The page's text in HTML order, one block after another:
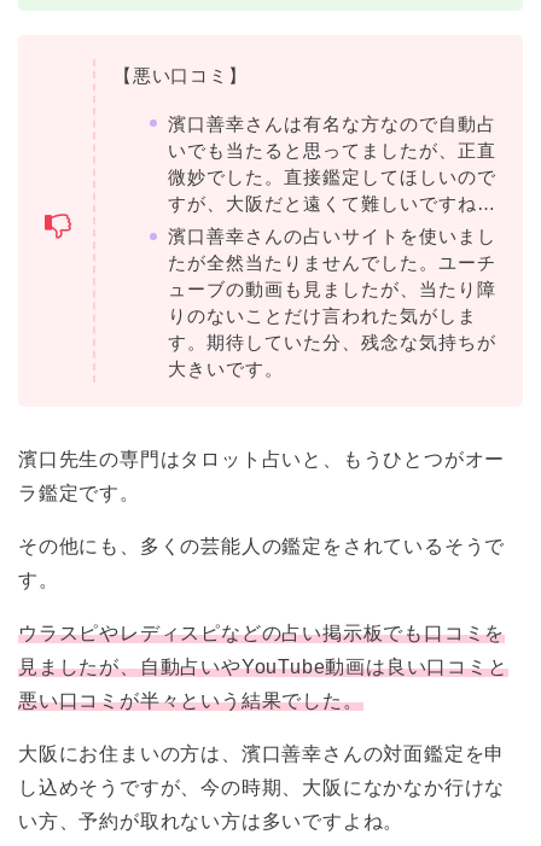
【悪い口コミ】
濱口善幸さんは有名な方なので自動占
いでも当たると思ってましたが、正直
微妙でした。直接鑑定してほしいので
すが、大阪だと遠くて難しいですね…
濱口善幸さんの占いサイトを使いまし
たが全然当たりませんでした。ユーチ
ューブの動画も見ましたが、当たり障
りのないことだけ言われた気がしま
す。期待していた分、残念な気持ちが
大きいです。
濱口先生の専門はタロット占いと、もうひとつがオー
ラ鑑定です。
その他にも、多くの芸能人の鑑定をされているそうで
す。
ウラスピやレディスピなどの占い掲示板でも口コミを
見ましたが、自動占いやYouTube動画は良い口コミと
悪い口コミが半々という結果でした。
大阪にお住まいの方は、濱口善幸さんの対面鑑定を申
し込めそうですが、今の時期、大阪になかなか行けな
い方、予約が取れない方は多いですよね。